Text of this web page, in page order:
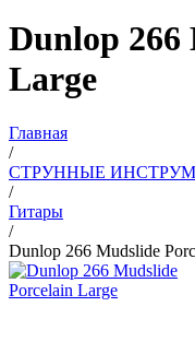
Dunlop 266
Large
Главная
/
СТРУННЫЕ
/
Гитары
/
Dunlop 266 Mudslide